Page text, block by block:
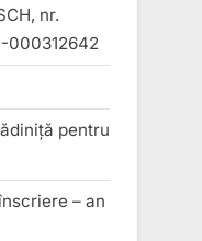
nr.
000312642
pentru
– an